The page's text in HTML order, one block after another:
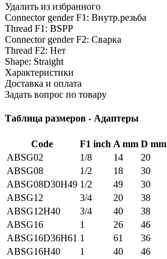
Удалить из избранного
Connector gender F1: Внутр.резьба
Thread F1: BSPP
Connector gender F2: Сварка
Thread F2: Нет
Shape: Straight
Характеристики
Доставка и оплата
Задать вопрос по товару
Таблица размеров - Адаптеры
Code F1 inch A mm D mm
ABSG02
1/8 14 20
ABSG08
1/2 18 30
ABSG08D30H49 1/2 49 30
ABSG12
3/4 20 38
ABSG12H40
3/4 40 38
ABSG16
1 26 46
ABSG16D36H61 1 61 36
ABSG16H40
1 40 46